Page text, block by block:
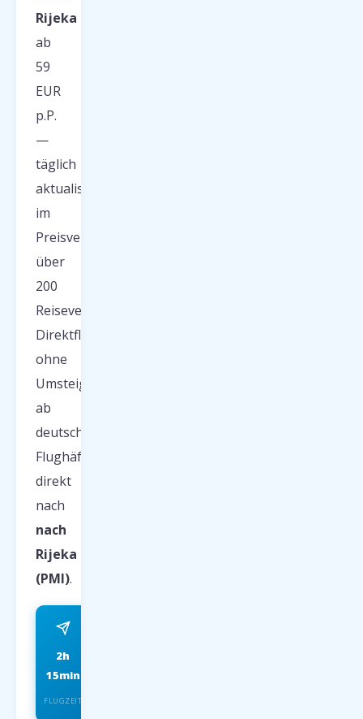
Rijeka
ab
59
EUR
p.P.
—
täglich
aktualisiert
im
Preisvergleich
über
200
Reiseveranstalter.
Direktflug
ohne
Umsteigen
ab
deutschen
Flughäfen
direkt
nach
nach
Rijeka
(PMI).
2h
15min
FLUGZEIT